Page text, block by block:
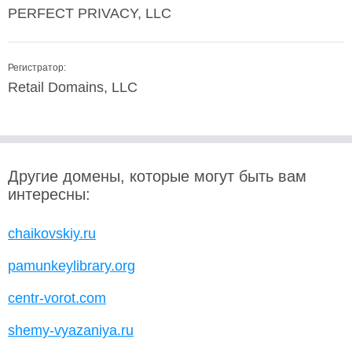
PERFECT PRIVACY, LLC
Регистратор:
Retail Domains, LLC
Другие домены, которые могут быть вам
интересны:
chaikovskiy.ru
pamunkeylibrary.org
centr-vorot.com
shemy-vyazaniya.ru